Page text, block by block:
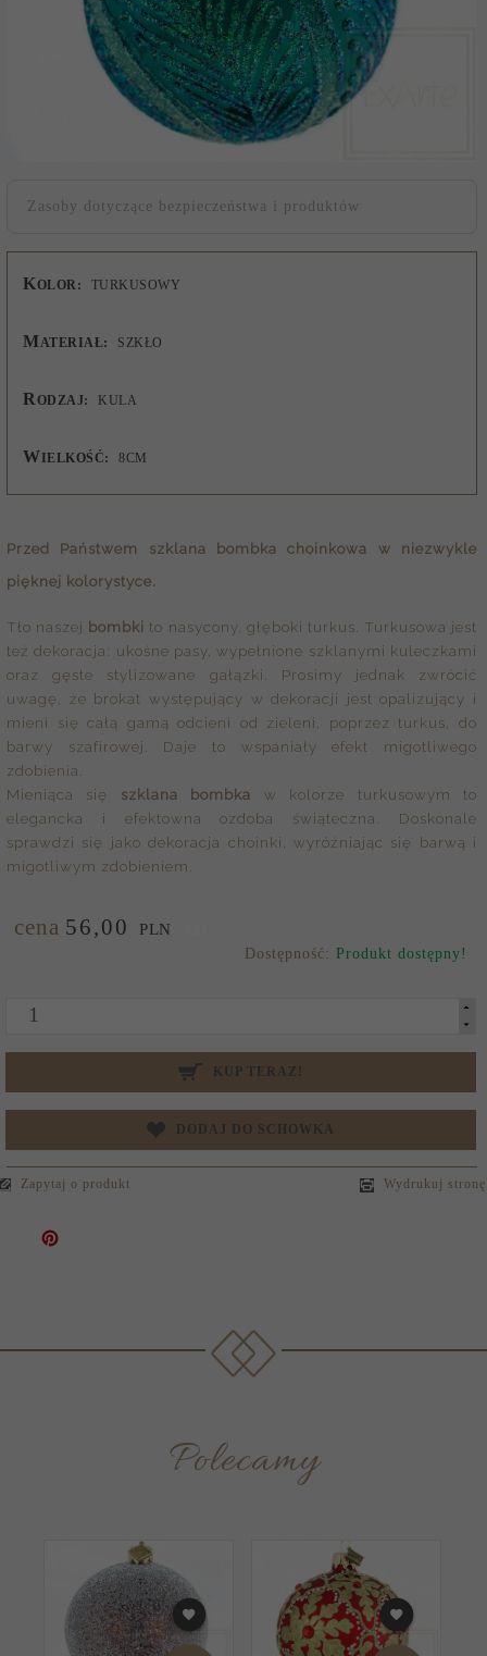
Zasoby dotyczące bezpieczeństwa i produktów
KOLOR: TURKUSOWY
MATERIAŁ: SZKŁO
R ODZAJ: KULA
W IELKOŚĆ: 8CM
Przed Państwem szklana bombka choinkowa w niezwykle
pięknej kolorystyce.
Tło naszej bombki to nasycony, głęboki turkus. Turkusowa jest
też dekoracja: ukośne pasy, wypełnione szklanymi kuleczkami
oraz gęste stylizowane gałązki. Prosimy jednak zwrócić
uwagę, że brokat występujący w dekoracji jest opalizujący i
mieni się całą gamą odcieni od zieleni, poprzez turkus, do
barwy szafirowej. Daje to wspaniały efekt migotliwego
zdobienia.
Mieniąca się szklana bombka w kolorze turkusowym to
elegancka i efektowna ozdoba świąteczna. Doskonale
sprawdzi się jako dekoracja choinki, wyróżniając się barwą i
migotliwym zdobieniem.
cena 56,00 PLN
Dostępność: Produkt dostępny!
KUP TERAZ!
DODAJ DO SCHOWKA
Zapytaj o produkt Wydrukuj stronę
Polecamy